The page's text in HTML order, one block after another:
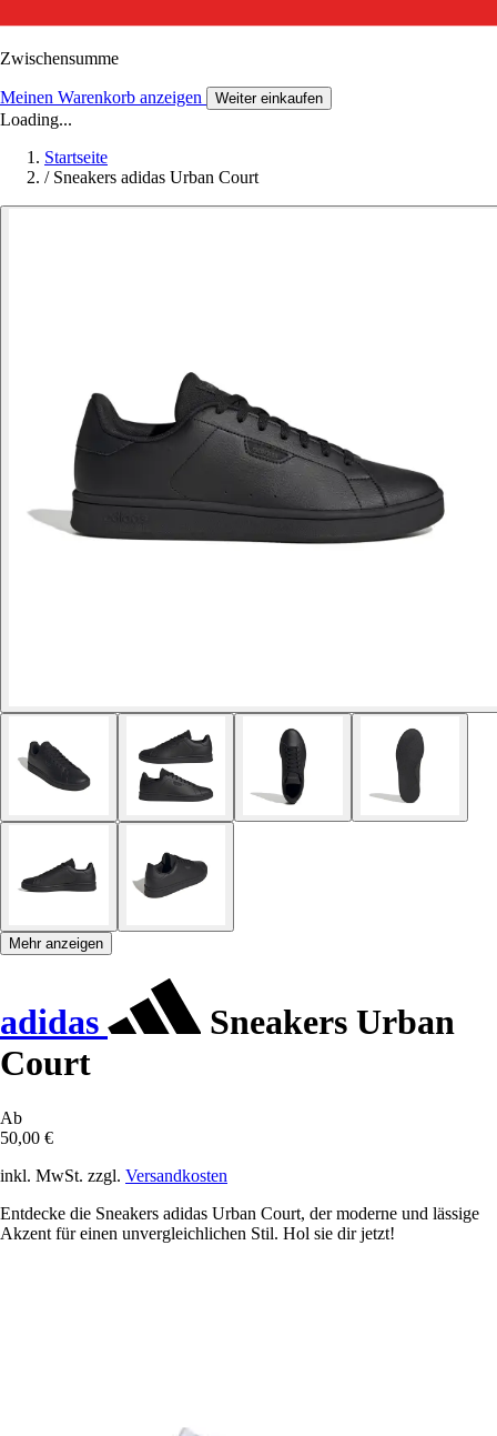
Zwischensumme
Meinen Warenkorb anzeigen Weiter einkaufen
Loading...
Startseite
/ Sneakers adidas Urban Court
Mehr anzeigen
adidas
Sneakers Urban
Court
Ab
50,00 €
inkl. MwSt. zzgl. Versandkosten
Entdecke die Sneakers adidas Urban Court, der moderne und lässige
Akzent für einen unvergleichlichen Stil. Hol sie dir jetzt!